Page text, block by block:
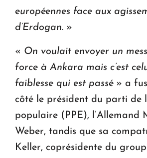
européennes face aux
d’Erdogan. »
« On voulait envoyer un
force à Ankara mais c’est
faiblesse qui est passé » a
côté le président du parti de
populaire (PPE), l’Allemand
Weber, tandis que sa
Keller, coprésidente du